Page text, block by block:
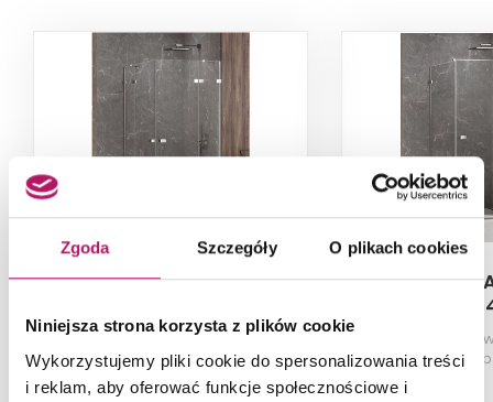
Zgoda Szczegóły O plikach cookies
Niniejsza strona korzysta z plików cookie
Wykorzystujemy pliki cookie do spersonalizowania treści
i reklam, aby oferować funkcje społecznościowe i
New Trendy Avexa EXK-
Kabina prysznicowa narożna,
szkło przezroczyste, profile
chrom, 80x80x200 cm
New Trendy
Kabina
przezroczyste,